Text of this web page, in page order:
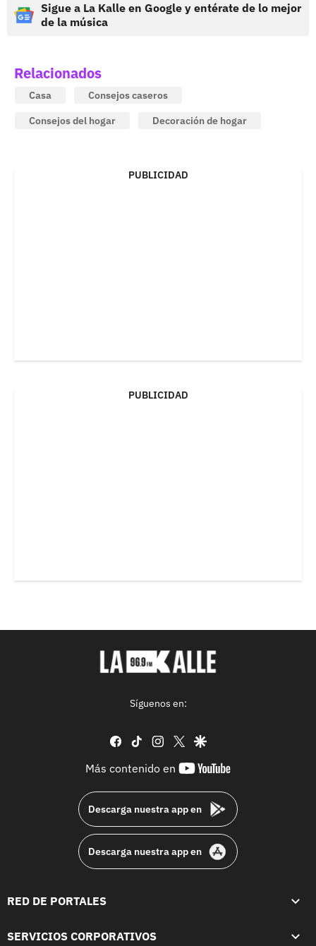
Sigue a La Kalle en Google y entérate de lo mejor
de la música
Relacionados
Casa
Consejos caseros
Consejos del hogar
Decoración de hogar
PUBLICIDAD
PUBLICIDAD
Síguenos en:
facebook
tiktok instagram
twittergoogle
Más contenido en
youtube-
Descarga nuestra app en
Descarga nuestra app en
RED DE PORTALES
SERVICIOS CORPORATIVOS